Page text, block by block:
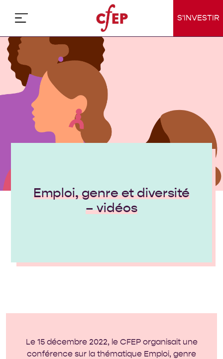
content
S'INVESTIR
Emploi, genre et diversité
– vidéos
Le 15 décembre 2022, le CFEP organisait une
conférence sur la thématique Emploi, genre